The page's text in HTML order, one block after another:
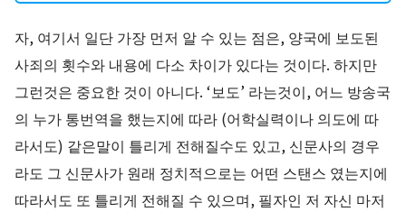
자, 여기서 일단 가장 먼저 알 수 있는 점은, 양국에 보도된
사죄의 횟수와 내용에 다소 차이가 있다는 것이다. 하지만
그런것은 중요한 것이 아니다. ‘보도’ 라는것이, 어느 방송국
의 누가 통번역을 했는지에 따라 (어학실력이나 의도에 따
라서도) 같은말이 틀리게 전해질수도 있고, 신문사의 경우
라도 그 신문사가 원래 정치적으로는 어떤 스탠스 였는지에
따라서도 또 틀리게 전해질 수 있으며, 필자인 저 자신 마저